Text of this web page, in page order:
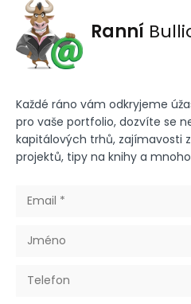
Ranní
Každé ráno vám odkryjeme
pro vaše portfolio, dozvíte se
kapitálových trhů, zajímavosti
projektů, tipy na knihy a